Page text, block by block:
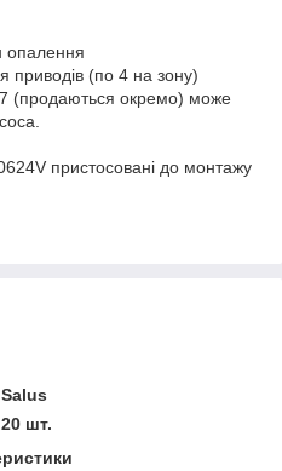
опалення
приводів (по 4 на зону)
(продаються окремо) може
пристосовані до монтажу
Salus
20 шт.